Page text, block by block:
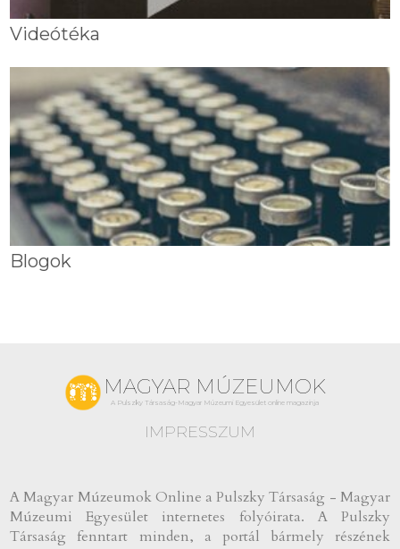
Videótéka
Blogok
MAGYAR MÚZEUMOK
A Pulszky Társaság-Magyar Múzeumi Egyesület online magazinja
IMPRESSZUM
A Magyar Múzeumok Online a Pulszky Társaság - Magyar
Múzeumi Egyesület internetes folyóirata. A Pulszky
Társaság fenntart minden, a portál bármely részének